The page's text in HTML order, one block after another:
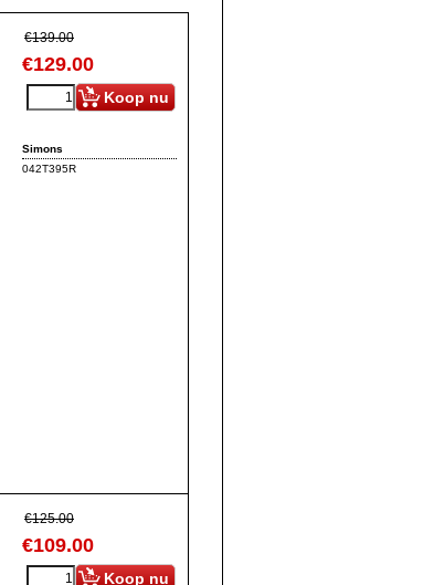
€139.00
€129.00
Koop nu
Simons
042T395R
€125.00
€109.00
Koop nu